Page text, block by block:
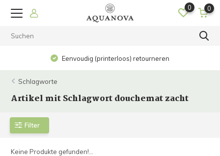
0 0
Eenvoudig (printerloos) retourneren
Schlagworte
Artikel mit Schlagwort douchemat zacht
Filter
Keine Produkte gefunden!...